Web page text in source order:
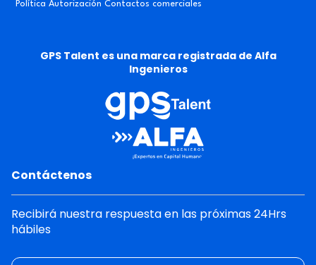
Política Autorización Contactos comerciales
GPS Talent es una marca registrada de Alfa
Ingenieros
Contáctenos
Recibirá nuestra respuesta en las próximas 24Hrs
hábiles